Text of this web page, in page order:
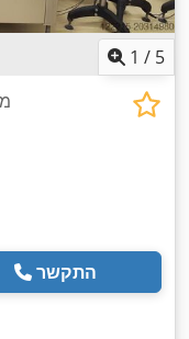
1 / 5
התקשר